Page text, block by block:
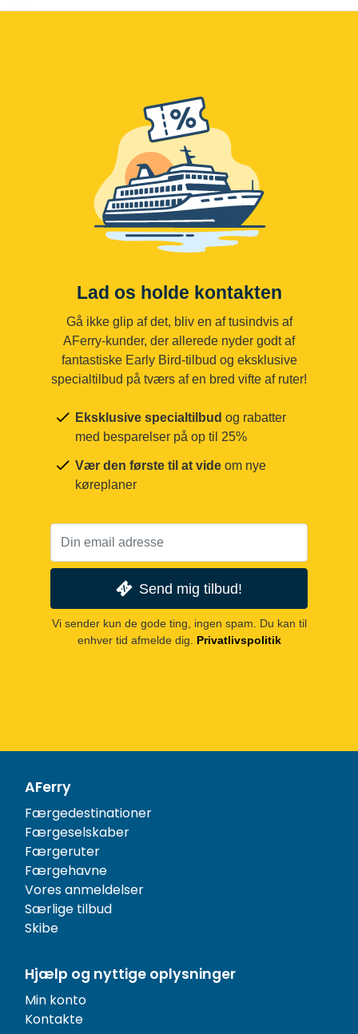
Lad os holde kontakten
Gå ikke glip af det, bliv en af tusindvis af
AFerry-kunder, der allerede nyder godt af
fantastiske Early Bird-tilbud og eksklusive
specialtilbud på tværs af en bred vifte af ruter!
Eksklusive specialtilbud og rabatter
med besparelser på op til 25%
Vær den første til at vide om nye
køreplaner
Send mig tilbud!
Vi sender kun de gode ting, ingen spam. Du kan til
enhver tid afmelde dig. Privatlivspolitik
AFerry
Færgedestinationer
Færgeselskaber
Færgeruter
Færgehavne
Vores anmeldelser
Særlige tilbud
Skibe
Hjælp og nyttige oplysninger
Min konto
Kontakte